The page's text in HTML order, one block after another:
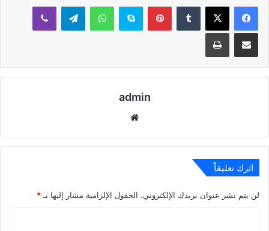
بينتيريستسكايب واتساب تيلقرام ڤايبر
مشاركة عبر البريد طباعة
admin
اترك تعليقاً
لن يتم نشر عنوان بريدك الإلكتروني. الحقول الإلزامية مشار إليها بـ *